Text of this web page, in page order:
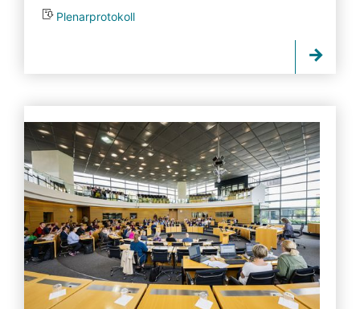
Plenarprotokoll